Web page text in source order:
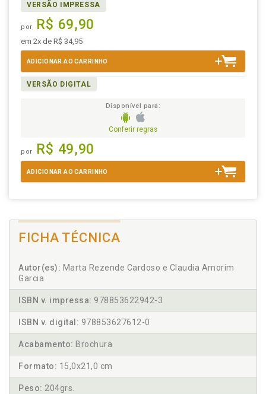
VERSÃO IMPRESSA
por R$ 69,90
em 2x de R$ 34,95
ADICIONAR AO CARRINHO
VERSÃO DIGITAL
Disponível para:
Conferir regras
por R$ 49,90
ADICIONAR AO CARRINHO
FICHA TÉCNICA
Autor(es): Marta Rezende Cardoso e Claudia Amorim
Garcia
ISBN v. impressa: 978853622942-3
ISBN v. digital: 978853627612-0
Acabamento: Brochura
Formato: 15,0x21,0 cm
Peso: 204grs.